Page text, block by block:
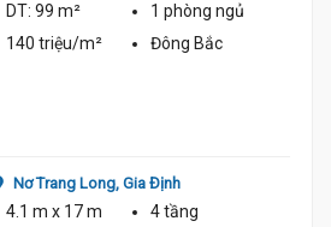
DT: 99 m² 1 phòng ngủ
140 triệu/m²
Đông Bắc
Nơ Trang Long, Gia Định
4.1 m x 17 m
4 tầng